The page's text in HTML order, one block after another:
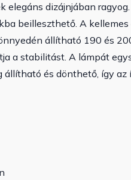
elegáns dizájnjában
beilleszthető. A
állítható 190 és
a stabilitást. A lámpát
állítható és dönthető, így